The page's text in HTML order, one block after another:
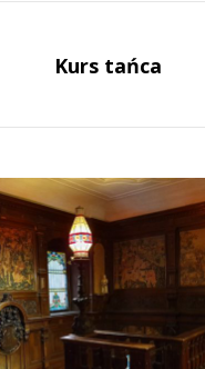
Kurs tańca